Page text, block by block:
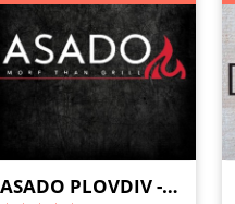
ASADO PLOVDIV - more than grill